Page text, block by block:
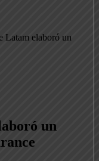
Latam elaboró un
un